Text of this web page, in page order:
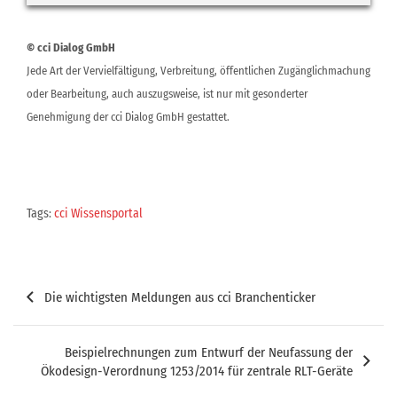
© cci Dialog GmbH
Jede Art der Vervielfältigung, Verbreitung, öffentlichen Zugänglichmachung
oder Bearbeitung, auch auszugsweise, ist nur mit gesonderter
Genehmigung der cci Dialog GmbH gestattet.
Tags:cci Wissensportal
Beitragsnavigation
Die wichtigsten Meldungen aus cci Branchenticker
Beispielrechnungen zum Entwurf der Neufassung der
Ökodesign-Verordnung 1253/2014 für zentrale RLT-Geräte